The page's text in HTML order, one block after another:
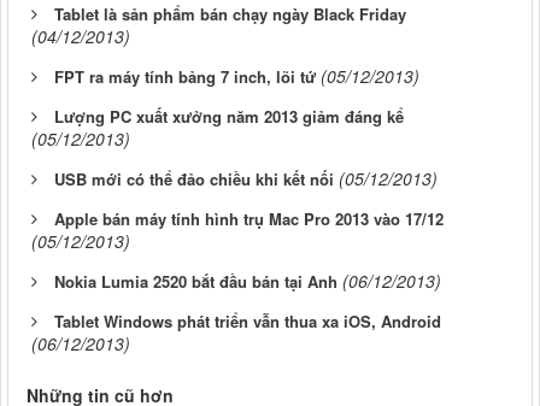
Tablet là sản phẩm bán chạy ngày Black Friday
(04/12/2013)
FPT ra máy tính bảng 7 inch, lõi tứ (05/12/2013)
Lượng PC xuất xưởng năm 2013 giảm đáng kể
(05/12/2013)
USB mới có thể đảo chiều khi kết nối (05/12/2013)
Apple bán máy tính hình trụ Mac Pro 2013 vào 17/12
(05/12/2013)
Nokia Lumia 2520 bắt đầu bán tại Anh (06/12/2013)
Tablet Windows phát triển vẫn thua xa iOS, Android
(06/12/2013)
Những tin cũ hơn